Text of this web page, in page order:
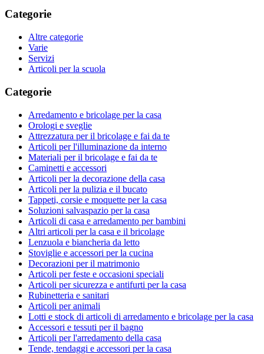
Categorie
Altre categorie
Varie
Servizi
Articoli per la scuola
Categorie
Arredamento e bricolage per la casa
Orologi e sveglie
Attrezzatura per il bricolage e fai da te
Articoli per l'illuminazione da interno
Materiali per il bricolage e fai da te
Caminetti e accessori
Articoli per la decorazione della casa
Articoli per la pulizia e il bucato
Tappeti, corsie e moquette per la casa
Soluzioni salvaspazio per la casa
Articoli di casa e arredamento per bambini
Altri articoli per la casa e il bricolage
Lenzuola e biancheria da letto
Stoviglie e accessori per la cucina
Decorazioni per il matrimonio
Articoli per feste e occasioni speciali
Articoli per sicurezza e antifurti per la casa
Rubinetteria e sanitari
Articoli per animali
Lotti e stock di articoli di arredamento e bricolage per la casa
Accessori e tessuti per il bagno
Articoli per l'arredamento della casa
Tende, tendaggi e accessori per la casa